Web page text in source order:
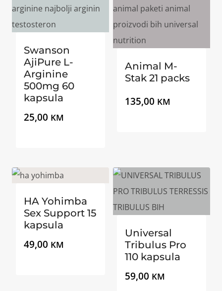
Swanson
AjiPure L-
Arginine
500mg 60
kapsula
25,00 KM
Animal M-
Stak 21 packs
135,00 KM
HA Yohimba
Sex Support 15
kapsula
49,00 KM
Universal
Tribulus Pro
110 kapsula
59,00 KM